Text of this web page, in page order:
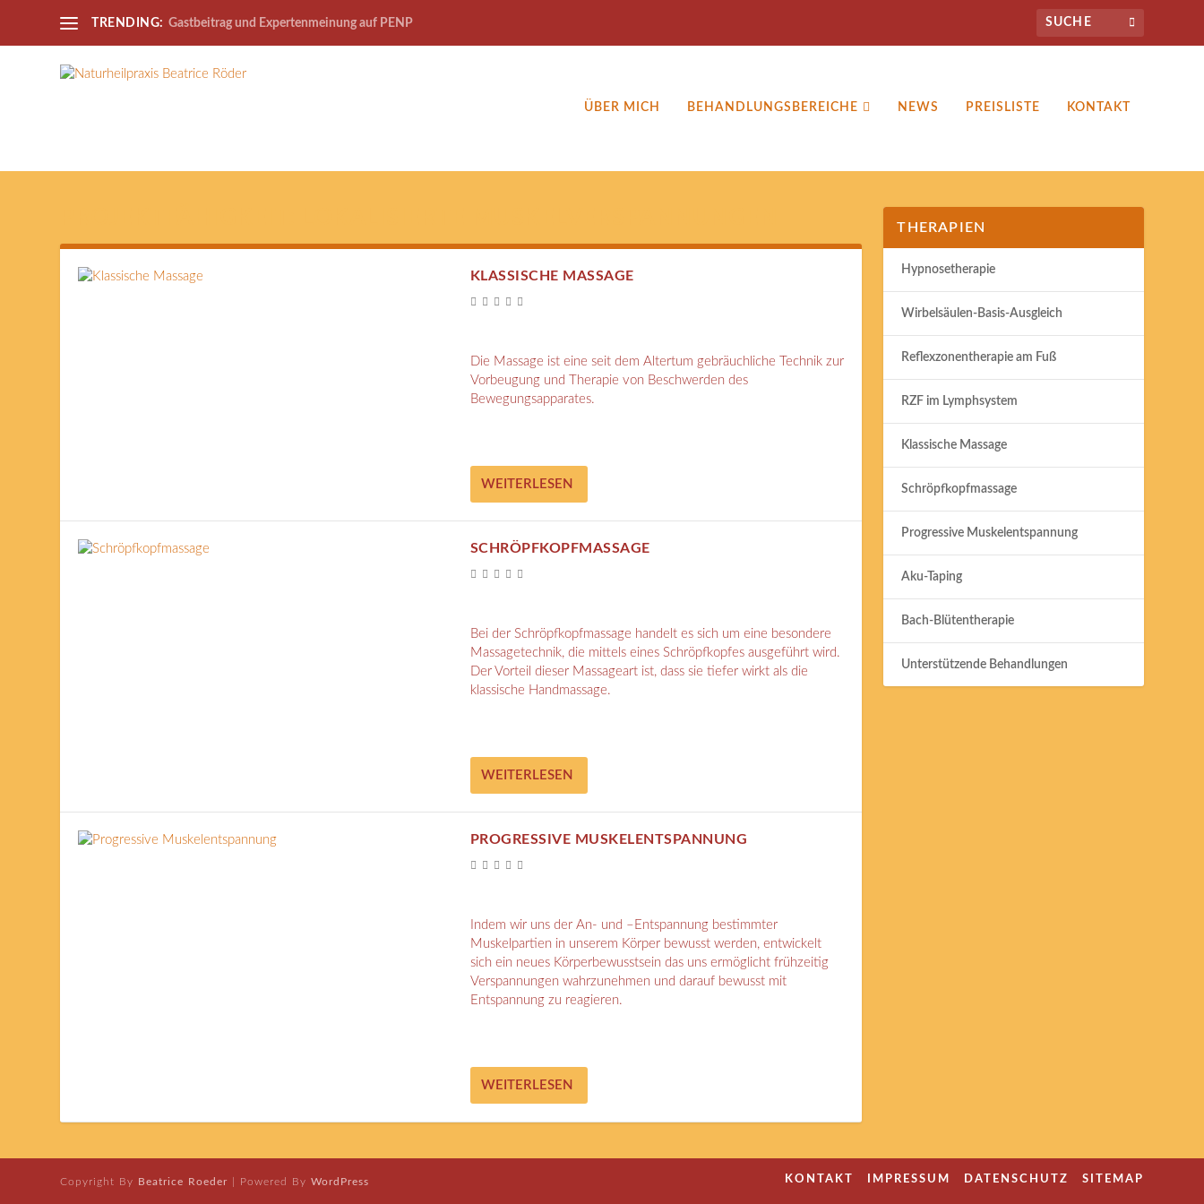
TRENDING: Gastbeitrag und Expertenmeinung auf PENP
ÜBER MICH BEHANDLUNGSBEREICHE NEWS PREISLISTE KONTAKT
KLASSISCHE MASSAGE
Die Massage ist eine seit dem Altertum gebräuchliche Technik zur
Vorbeugung und Therapie von Beschwerden des
Bewegungsapparates.
WEITERLESEN
SCHRÖPFKOPFMASSAGE
Bei der Schröpfkopfmassage handelt es sich um eine besondere
Massagetechnik, die mittels eines Schröpfkopfes ausgeführt wird.
Der Vorteil dieser Massageart ist, dass sie tiefer wirkt als die
klassische Handmassage.
WEITERLESEN
PROGRESSIVE MUSKELENTSPANNUNG
Indem wir uns der An- und –Entspannung bestimmter
Muskelpartien in unserem Körper bewusst werden, entwickelt
sich ein neues Körperbewusstsein das uns ermöglicht frühzeitig
Verspannungen wahrzunehmen und darauf bewusst mit
Entspannung zu reagieren.
WEITERLESEN
THERAPIEN
Hypnosetherapie
Wirbelsäulen-Basis-Ausgleich
Reflexzonentherapie am Fuß
RZF im Lymphsystem
Klassische Massage
Schröpfkopfmassage
Progressive Muskelentspannung
Aku-Taping
Bach-Blütentherapie
Unterstützende Behandlungen
Copyright By Beatrice Roeder | Powered ByWordPress KONTAKT IMPRESSUM DATENSCHUTZ SITEMAP